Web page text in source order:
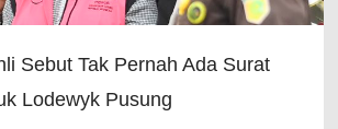
Sebut Tak Pernah Ada Surat
Lodewyk Pusung